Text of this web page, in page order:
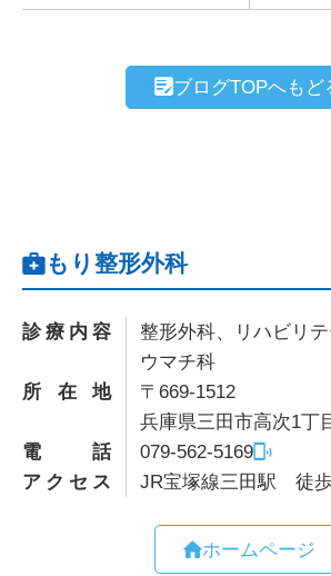
ブログTOPへもど
もり整形外科
診療内容
整形外科、リハビリ
ウマチ科
所在地
〒669-1512
兵庫県三田市高次1丁
電話
079-562-5169
アクセス
JR宝塚線三田駅 徒
ホームページ